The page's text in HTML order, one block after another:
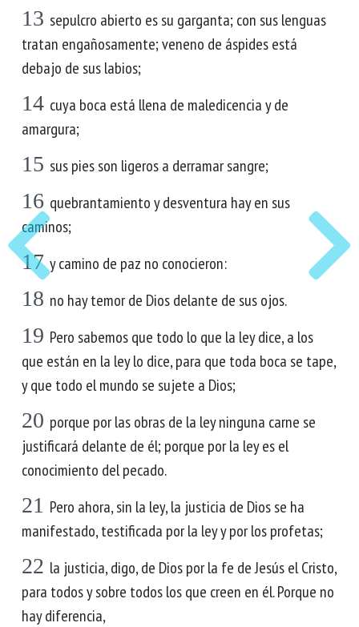
13 sepulcro abierto es su garganta; con sus lenguas
tratan engañosamente; veneno de áspides está
debajo de sus labios;
14 cuya boca está llena de maledicencia y de
amargura;
15 sus pies son ligeros a derramar sangre;
16 quebrantamiento y desventura hay en sus
caminos;
17 y camino de paz no conocieron:
18 no hay temor de Dios delante de sus ojos.
19 Pero sabemos que todo lo que la ley dice, a los
que están en la ley lo dice, para que toda boca se tape,
y que todo el mundo se sujete a Dios;
20 porque por las obras de la ley ninguna carne se
justificará delante de él; porque por la ley es el
conocimiento del pecado.
21 Pero ahora, sin la ley, la justicia de Dios se ha
manifestado, testificada por la ley y por los profetas;
22 la justicia, digo, de Dios por la fe de Jesús el Cristo,
para todos y sobre todos los que creen en él. Porque no
hay diferencia,